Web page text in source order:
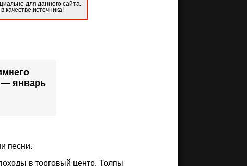
для данного сайта.
качестве источника!
— январь
песни.
в торговый центр. Толпы